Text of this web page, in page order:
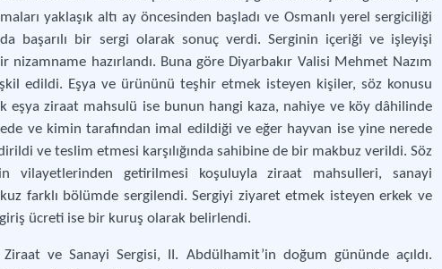
yaklaşık altı ay öncesinden başladı ve Osmanlı yerel sergiciliği
başarılı bir sergi olarak sonuç verdi. Serginin içeriği ve işleyişi
nizamname hazırlandı. Buna göre Diyarbakır Valisi Mehmet Nazım
edildi. Eşya ve ürününü teşhir etmek isteyen kişiler, söz konusu
eşya ziraat mahsulü ise bunun hangi kaza, nahiye ve köy dâhilinde
ve kimin tarafından imal edildiği ve eğer hayvan ise yine nerede
ve teslim etmesi karşılığında sahibine de bir makbuz verildi. Söz
vilayetlerinden getirilmesi koşuluyla ziraat mahsulleri, sanayi
farklı bölümde sergilendi. Sergiyi ziyaret etmek isteyen erkek ve
ücreti ise bir kuruş olarak belirlendi.
ve Sanayi Sergisi, II. Abdülhamit’in doğum gününde açıldı.